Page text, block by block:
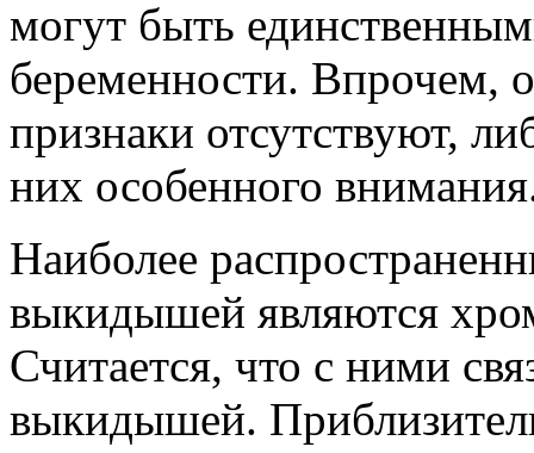
могут быть
беременности. Впрочем,
признаки отсутствуют,
них особенного
Наиболее
выкидышей являются
Считается, что с ними
выкидышей.